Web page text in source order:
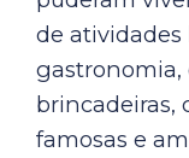
de atividades
gastronomia,
brincadeiras,
famosas e